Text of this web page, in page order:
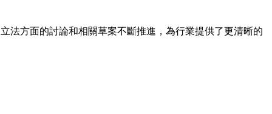
法方面的討論和相關草案不斷推進，為行業提供了更清晰的